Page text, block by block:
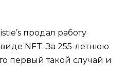
продал работу
NFT. За 255-летнюю
первый такой случай и